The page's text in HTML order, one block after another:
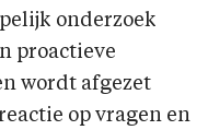
onderzoek
proactieve
wordt afgezet
op vragen en